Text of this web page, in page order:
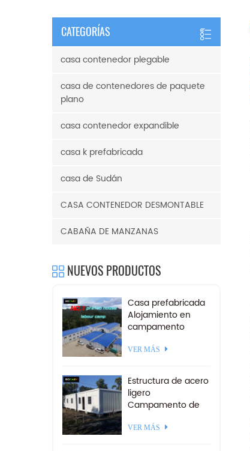
CATEGORÍAS
casa contenedor plegable
casa de contenedores de paquete
plano
casa contenedor expandible
casa k prefabricada
casa de Sudán
CASA CONTENEDOR DESMONTABLE
CABAÑA DE MANZANAS
NUEVOS PRODUCTOS
Casa prefabricada
Alojamiento en
campamento
trabajo
venta
VER MÁS
Estructura de acero
ligero
Campamento de
desmontables 20
VER MÁS